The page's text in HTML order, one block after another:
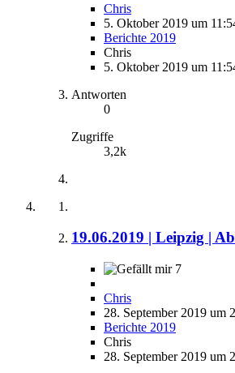
Chris
5. Oktober 2019 um
Berichte 2019
Chris
5. Oktober 2019 um
Antworten
0
Zugriffe
3,2k
19.06.2019 | Leipzig |
7
Chris
28. September 2019 um
Berichte 2019
Chris
28. September 2019 um